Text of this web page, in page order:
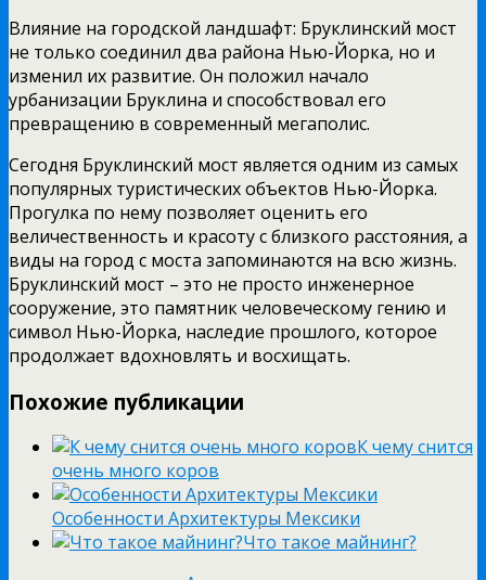
Влияние на городской ландшафт: Бруклинский мост
не только соединил два района Нью-Йорка, но и
изменил их развитие. Он положил начало
урбанизации Бруклина и способствовал его
превращению в современный мегаполис.
Сегодня Бруклинский мост является одним из самых
популярных туристических объектов Нью-Йорка.
Прогулка по нему позволяет оценить его
величественность и красоту с близкого расстояния, а
виды на город с моста запоминаются на всю жизнь.
Бруклинский мост – это не просто инженерное
сооружение, это памятник человеческому гению и
символ Нью-Йорка, наследие прошлого, которое
продолжает вдохновлять и восхищать.
Похожие публикации
К чему снится
очень много коров
Особенности Архитектуры Мексики
Что такое майнинг?